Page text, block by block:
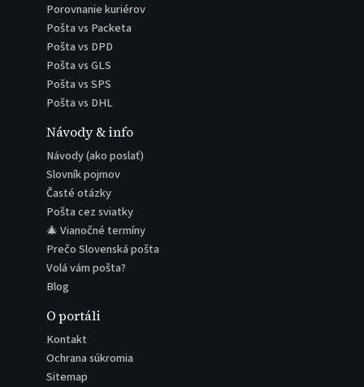
Porovnanie kuriérov
Pošta vs Packeta
Pošta vs DPD
Pošta vs GLS
Pošta vs SPS
Pošta vs DHL
Návody & info
Návody (ako poslať)
Slovník pojmov
Časté otázky
Pošta cez sviatky
🎄 Vianočné termíny
Prečo Slovenská pošta
Volá vám pošta?
Blog
O portáli
Kontakt
Ochrana súkromia
Sitemap